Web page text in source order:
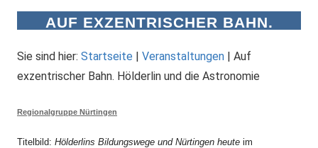
AUF EXZENTRISCHER BAHN.
ASTRONOMIE
Sie sind hier: Startseite | Veranstaltungen | Auf
exzentrischer Bahn. Hölderlin und die Astronomie
Regionalgruppe Nürtingen
Titelbild: Hölderlins Bildungswege und Nürtingen heute im